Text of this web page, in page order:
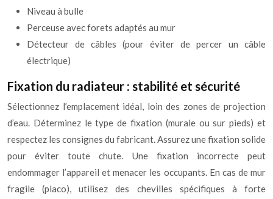
Niveau à bulle
Perceuse avec forets adaptés au mur
Détecteur de câbles (pour éviter de percer un câble
électrique)
Fixation du radiateur : stabilité et sécurité
Sélectionnez l’emplacement idéal, loin des zones de projection
d’eau. Déterminez le type de fixation (murale ou sur pieds) et
respectez les consignes du fabricant. Assurez une fixation solide
pour éviter toute chute. Une fixation incorrecte peut
endommager l’appareil et menacer les occupants. En cas de mur
fragile (placo), utilisez des chevilles spécifiques à forte